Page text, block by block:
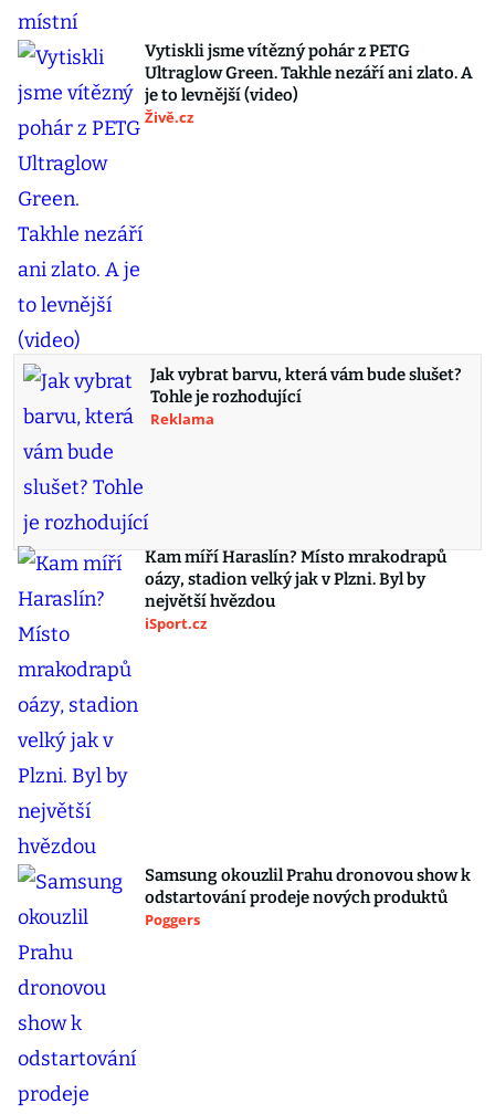
Vytiskli jsme vítězný pohár z PETG
Ultraglow Green. Takhle nezáří ani zlato. A
je to levnější (video)
Živě.cz
Jak vybrat barvu, která vám bude slušet?
Tohle je rozhodující
Reklama
Kam míří Haraslín? Místo mrakodrapů
oázy, stadion velký jak v Plzni. Byl by
největší hvězdou
iSport.cz
Samsung okouzlil Prahu dronovou show k
odstartování prodeje nových produktů
Poggers